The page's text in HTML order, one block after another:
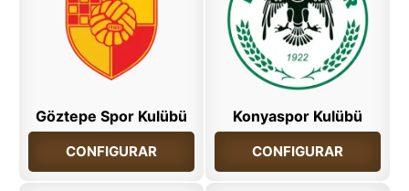
Göztepe Spor Kulübü
CONFIGURAR
Konyaspor Kulübü
CONFIGURAR